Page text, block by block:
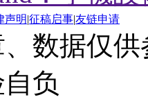
声明|征稿启事|友链申请
数据仅
自负